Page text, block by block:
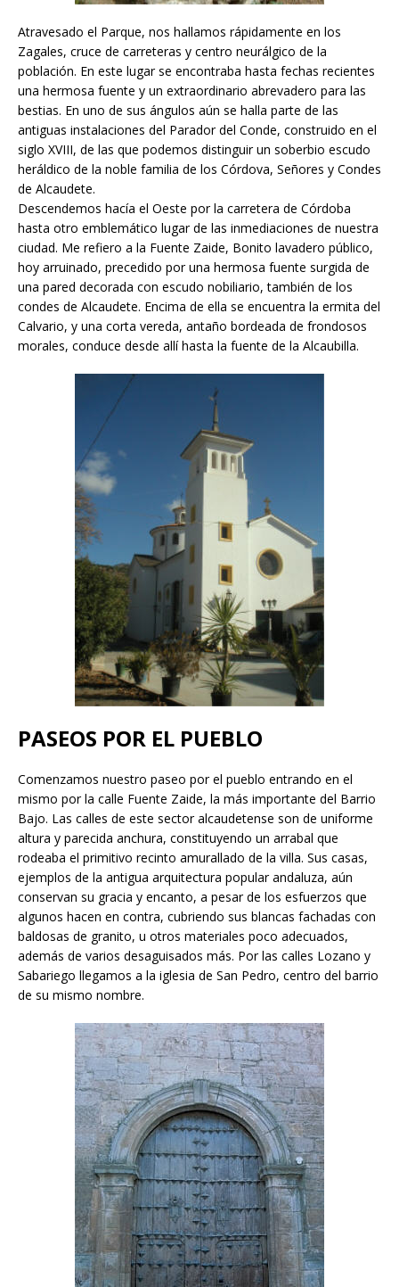
Atravesado el Parque, nos hallamos rápidamente en los
Zagales, cruce de carreteras y centro neurálgico de la
población. En este lugar se encontraba hasta fechas recientes
una hermosa fuente y un extraordinario abrevadero para las
bestias. En uno de sus ángulos aún se halla parte de las
antiguas instalaciones del Parador del Conde, construido en el
siglo XVIII, de las que podemos distinguir un soberbio escudo
heráldico de la noble familia de los Córdova, Señores y Condes
de Alcaudete.
Descendemos hacía el Oeste por la carretera de Córdoba
hasta otro emblemático lugar de las inmediaciones de nuestra
ciudad. Me refiero a la Fuente Zaide, Bonito lavadero público,
hoy arruinado, precedido por una hermosa fuente surgida de
una pared decorada con escudo nobiliario, también de los
condes de Alcaudete. Encima de ella se encuentra la ermita del
Calvario, y una corta vereda, antaño bordeada de frondosos
morales, conduce desde allí hasta la fuente de la Alcaubilla.
PASEOS POR EL PUEBLO
Comenzamos nuestro paseo por el pueblo entrando en el
mismo por la calle Fuente Zaide, la más importante del Barrio
Bajo. Las calles de este sector alcaudetense son de uniforme
altura y parecida anchura, constituyendo un arrabal que
rodeaba el primitivo recinto amurallado de la villa. Sus casas,
ejemplos de la antigua arquitectura popular andaluza, aún
conservan su gracia y encanto, a pesar de los esfuerzos que
algunos hacen en contra, cubriendo sus blancas fachadas con
baldosas de granito, u otros materiales poco adecuados,
además de varios desaguisados más. Por las calles Lozano y
Sabariego llegamos a la iglesia de San Pedro, centro del barrio
de su mismo nombre.